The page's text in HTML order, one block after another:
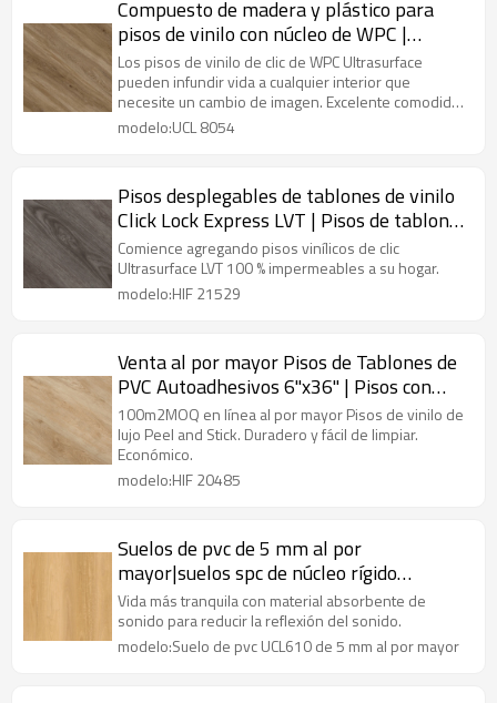
Compuesto de madera y plástico para
pisos de vinilo con núcleo de WPC |
Fabricante de pisos Pisos de tablones de
PVC al por mayor | Impermeable para
niños
Los pisos de vinilo de clic de WPC Ultrasurface
pueden infundir vida a cualquier interior que
necesite un cambio de imagen. Excelente comodidad
para los pies
modelo:UCL 8054
Pisos desplegables de tablones de vinilo
Click Lock Express LVT | Pisos de tablones
de PVC al por mayor Reciclable Fácil de
limpiar Instalación de bricolaje HIF
21529
Comience agregando pisos vinílicos de clic
Ultrasurface LVT 100 % impermeables a su hogar.
modelo:HIF 21529
Venta al por mayor Pisos de Tablones de
PVC Autoadhesivos 6''x36'' | Pisos con
aspecto de madera de 2 mm Directo del
fabricante Costo asequible HIF 20485
100m2MOQ en línea al por mayor Pisos de vinilo de
lujo Peel and Stick. Duradero y fácil de limpiar.
Económico.
modelo:HIF 20485
Suelos de pvc de 5 mm al por
mayor|suelos spc de núcleo rígido
ignífugo|tablones de vinilo oscuro para
uso doméstico
Vida más tranquila con material absorbente de
sonido para reducir la reflexión del sonido.
modelo:Suelo de pvc UCL610 de 5 mm al por mayor